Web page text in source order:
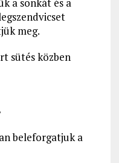
a sonkát és a
meg.
sütés közben
beleforgatjuk a